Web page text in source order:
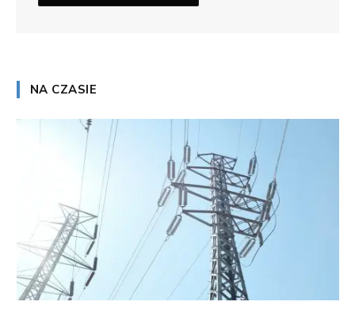
NA CZASIE